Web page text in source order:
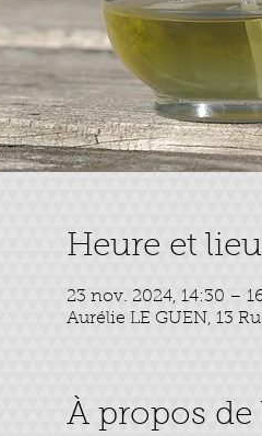
Heure et lieu
23 nov. 2024, 14:30 –
Aurélie LE GUEN, 13
À propos